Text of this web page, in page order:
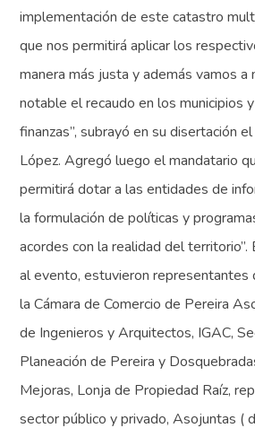
implementación de este catastro
que nos permitirá aplicar los
manera más justa y además vamos a
notable el recaudo en los municipios
finanzas”, subrayó en su disertación
López. Agregó luego el mandatario
permitirá dotar a las entidades de
la formulación de políticas y
acordes con la realidad del
al evento, estuvieron representantes
la Cámara de Comercio de Pereira
de Ingenieros y Arquitectos, IGAC,
Planeación de Pereira y
Mejoras, Lonja de Propiedad Raíz,
sector público y privado, Asojuntas (